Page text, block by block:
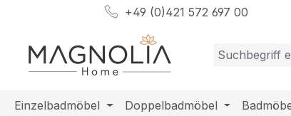
Hauptinhalt springen
Zur Suche springen
Zur Hauptnavigation springen+49 (0)421 572 697 00
Einzelbadmöbel Doppelbadmöbel